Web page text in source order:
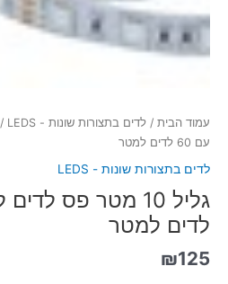
עמוד הבית / לדים בתצורות שונות - LEDS
עם 60 לדים למטר
לדים בתצורות שונות - LEDS
לדים למטר
₪125